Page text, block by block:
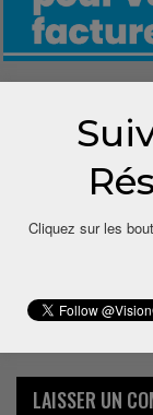
Share
LAISSER UN
Cliquez sur les